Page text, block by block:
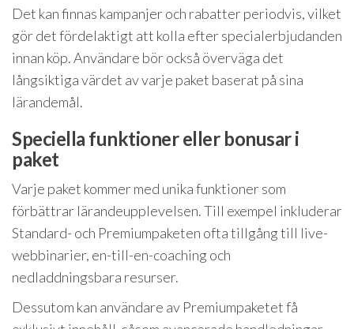
Det kan finnas kampanjer och rabatter periodvis, vilket
gör det fördelaktigt att kolla efter specialerbjudanden
innan köp. Användare bör också överväga det
långsiktiga värdet av varje paket baserat på sina
lärandemål.
Speciella funktioner eller bonusar i
paket
Varje paket kommer med unika funktioner som
förbättrar lärandeupplevelsen. Till exempel inkluderar
Standard- och Premiumpaketen ofta tillgång till live-
webbinarier, en-till-en-coaching och
nedladdningsbara resurser.
Dessutom kan användare av Premiumpaketet få